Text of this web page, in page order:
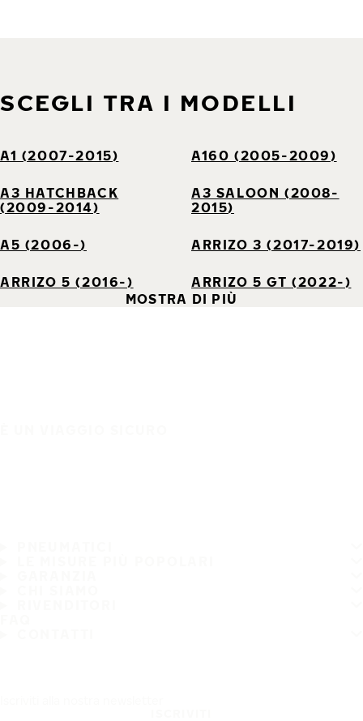
SCEGLI TRA I MODELLI
A1 (2007-2015) A160 (2005-2009)
A3 HATCHBACK
(2009-2014)
A3 SALOON (2008-
2015)
A5 (2006-) ARRIZO 3 (2017-2019)
ARRIZO 5 (2016-)
ARRIZO 5 GT (2022-)
MOSTRA DI PIÙ